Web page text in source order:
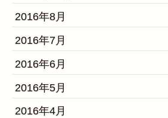
2016年8月
2016年7月
2016年6月
2016年5月
2016年4月